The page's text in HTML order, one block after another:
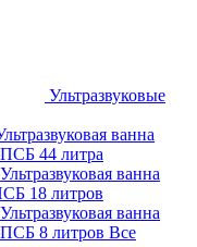
Ультразвуковые
ванна
ПСБ 44 литра
Ультразвуковая ванна
18 литров
Ультразвуковая ванна
ПСБ 8 литров Все